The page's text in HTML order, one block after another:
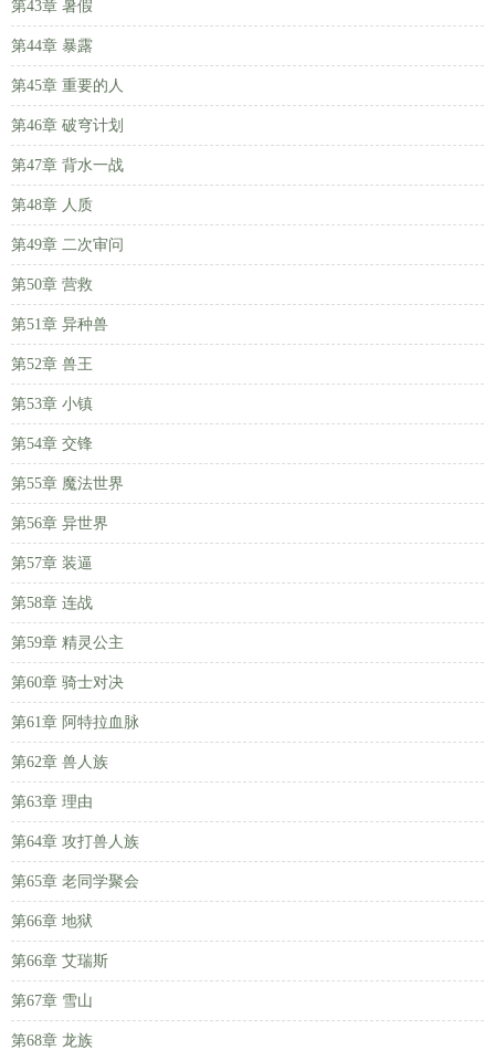
第43章 暑假
第44章 暴露
第45章 重要的人
第46章 破穹计划
第47章 背水一战
第48章 人质
第49章 二次审问
第50章 营救
第51章 异种兽
第52章 兽王
第53章 小镇
第54章 交锋
第55章 魔法世界
第56章 异世界
第57章 装逼
第58章 连战
第59章 精灵公主
第60章 骑士对决
第61章 阿特拉血脉
第62章 兽人族
第63章 理由
第64章 攻打兽人族
第65章 老同学聚会
第66章 地狱
第66章 艾瑞斯
第67章 雪山
第68章 龙族